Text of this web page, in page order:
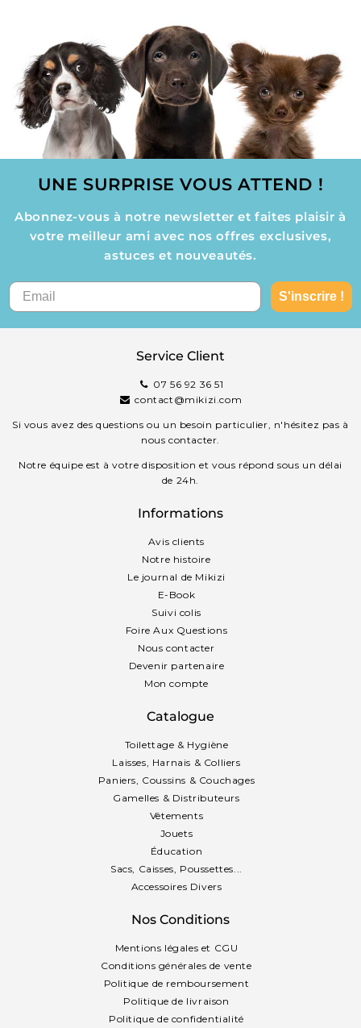
UNE SURPRISE VOUS ATTEND !
Abonnez-vous à notre newsletter et faites plaisir à
votre meilleur ami avec nos offres exclusives,
astuces et nouveautés.
S'inscrire !
Service Client
07 56 92 36 51
contact@mikizi.com
Si vous avez des questions ou un besoin particulier, n'hésitez pas à
nous contacter.
Notre équipe est à votre disposition et vous répond sous un délai
de 24h.
Informations
Avis clients
Notre histoire
Le journal de Mikizi
E-Book
Suivi colis
Foire Aux Questions
Nous contacter
Devenir partenaire
Mon compte
Catalogue
Toilettage & Hygiène
Laisses, Harnais & Colliers
Paniers, Coussins & Couchages
Gamelles & Distributeurs
Vêtements
Jouets
Éducation
Sacs, Caisses, Poussettes...
Accessoires Divers
Nos Conditions
Mentions légales et CGU
Conditions générales de vente
Politique de remboursement
Politique de livraison
Politique de confidentialité